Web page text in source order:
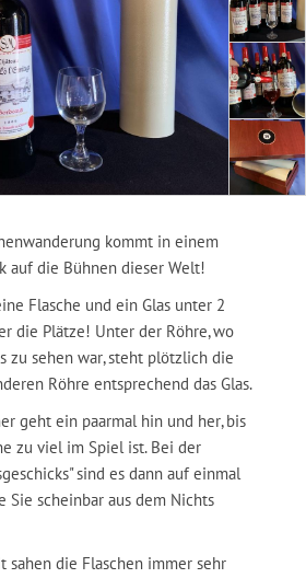
kommt in einem
auf die Bühnen dieser Welt!
Flasche und ein Glas unter 2
die Plätze! Unter der Röhre, wo
zu sehen war, steht plötzlich die
Röhre entsprechend das Glas.
geht ein paarmal hin und her, bis
zu viel im Spiel ist. Bei der
sind es dann auf einmal
Sie scheinbar aus dem Nichts
sahen die Flaschen immer sehr